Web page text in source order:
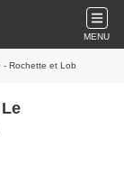
MENU
- Rochette et Lob